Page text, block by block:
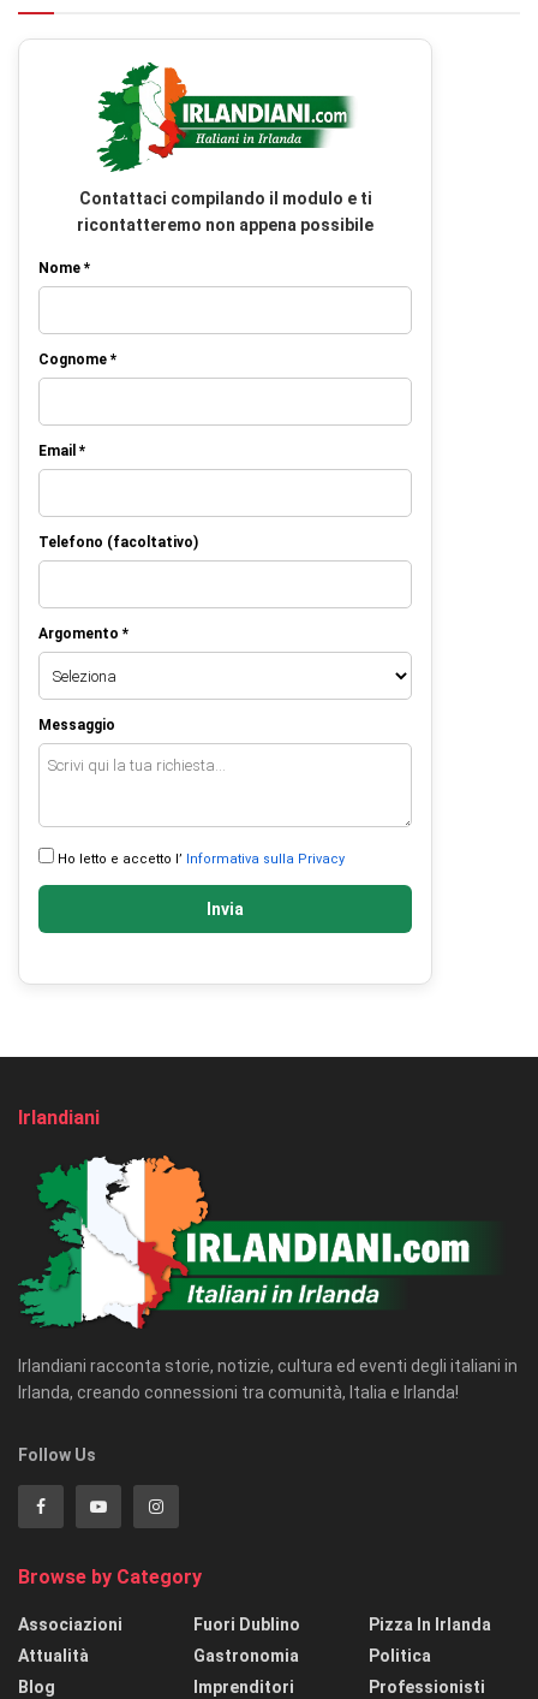
Contattaci compilando il modulo e ti
ricontatteremo non appena possibile
Nome *
Cognome *
Email *
Telefono (facoltativo)
Argomento *
Messaggio
Ho letto e accetto l’ Informativa sulla Privacy
Invia
Irlandiani
Irlandiani racconta storie, notizie, cultura ed eventi degli italiani in
Irlanda, creando connessioni tra comunità, Italia e Irlanda!
Follow Us
Browse by Category
Associazioni
Attualità
Blog
Fuori Dublino
Gastronomia
Imprenditori
Pizza In Irlanda
Politica
Professionisti